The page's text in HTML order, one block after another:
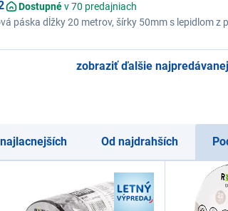
Dostupnév 70 predajniach
páska dĺžky 20 metrov, šírky 50mm s lepidlom z
zobraziť ďalšie
Od najdrahších